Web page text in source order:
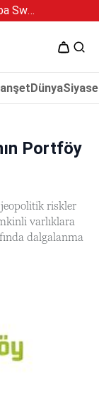
5 Ağustos 2026 Çarşamba Swan Özel 2
Dünya
Portföy
riskler
varlıklara
dalgalanma